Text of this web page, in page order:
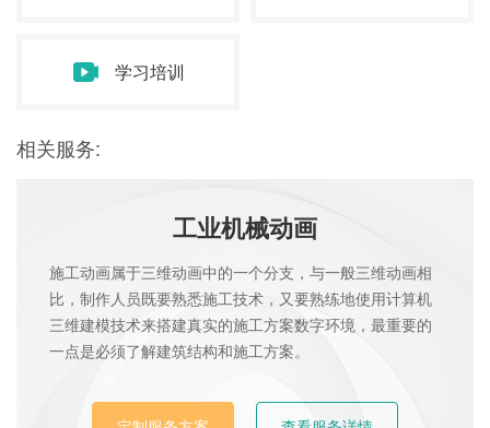
学习培训
相关服务:
工业机械动画
施工动画属于三维动画中的一个分支，与一般三维动画相
比，制作人员既要熟悉施工技术，又要熟练地使用计算机
三维建模技术来搭建真实的施工方案数字环境，最重要的
一点是必须了解建筑结构和施工方案。